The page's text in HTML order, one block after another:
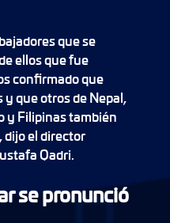
que se
ellos que fue
confirmado que
y que otros de Nepal,
y Filipinas también
dijo el director
Qadri.
se pronunció